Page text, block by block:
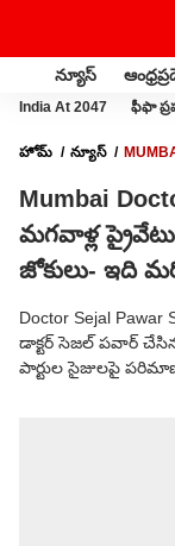
న్యూస్
India At 2047 ఫీఫా
హోమ్ న్యూస్
Mumbai
మగవాళ్ల
జోకులు- ఇది
Doctor Sejal
డాక్టర్ సెజల్ పవార్
పార్టుల సైజులపై